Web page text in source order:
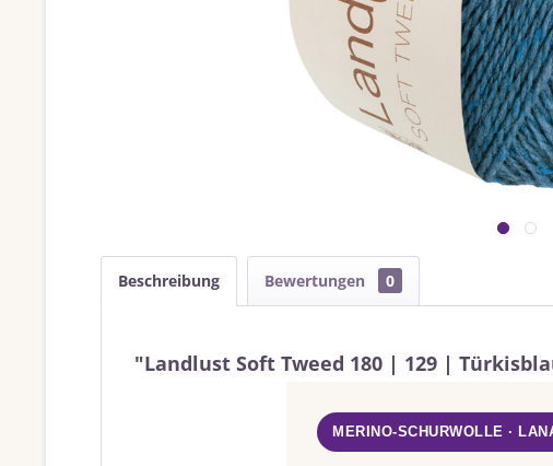
Beschreibung Bewertungen 0
"Landlust Soft Tweed 180 | 129 |
MERINO-SCHURWOLLE ·